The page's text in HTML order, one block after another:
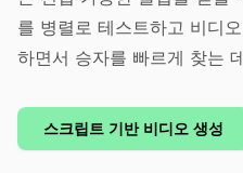
를 병렬로 테스트하고 비디
하면서 승자를 빠르게 찾는
스크립트 기반 비디오 생성